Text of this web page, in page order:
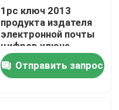
1pc ключ 2013
продукта издателя
электронной почты
цифров ключа
лицензии
Майкрософт Офис
2013
Отправить запрос